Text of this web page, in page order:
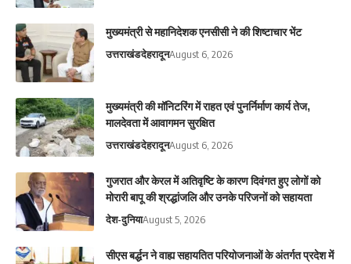
मुख्यमंत्री से महानिदेशक एनसीसी ने की शिष्टाचार भेंट
उत्तराखंडदेहरादूनAugust 6, 2026
मुख्यमंत्री की मॉनिटरिंग में राहत एवं पुनर्निर्माण कार्य तेज,
मालदेवता में आवागमन सुरक्षित
उत्तराखंडदेहरादूनAugust 6, 2026
गुजरात और केरल में अतिवृष्टि के कारण दिवंगत हुए लोगों को
मोरारी बापू की श्रद्धांजलि और उनके परिजनों को सहायता
देश-दुनियाAugust 5, 2026
सीएस बर्द्धन ने वाह्य सहायतित परियोजनाओं के अंतर्गत प्रदेश में